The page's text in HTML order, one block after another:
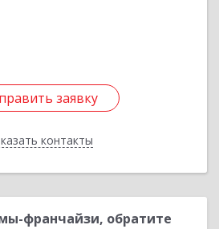
заявку
контакты
заявку
Назад
франчайзи, обратите